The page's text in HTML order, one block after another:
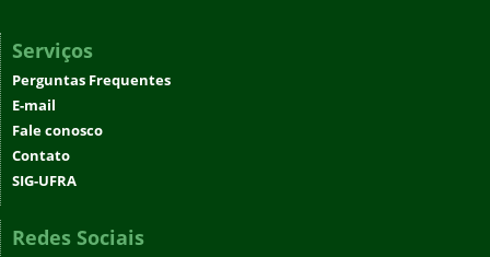
Serviços
Perguntas Frequentes
E-mail
Fale conosco
Contato
SIG-UFRA
Redes Sociais